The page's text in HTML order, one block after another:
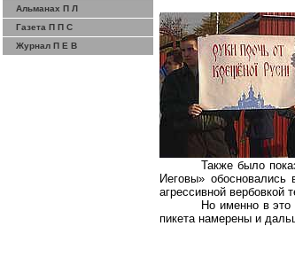
Альманах П Л
Газета П П С
Журнал П Е В
Также было
Иеговы»
агрессивной вербовкой
Но именно в это
пикета намерены и